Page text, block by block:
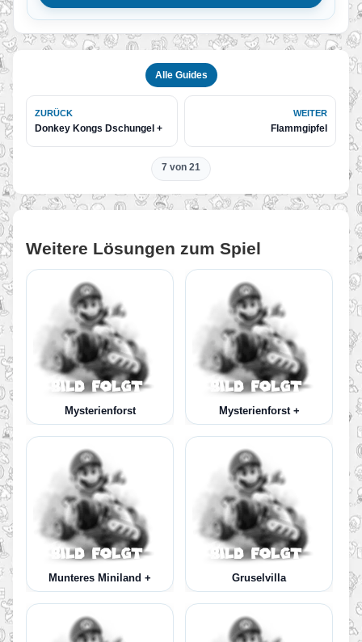
Alle Guides
ZURÜCK
Donkey Kongs Dschungel +
WEITER
Flammgipfel
7 von 21
Weitere Lösungen zum Spiel
Mysterienforst Mysterienforst +
Munteres Miniland + Gruselvilla